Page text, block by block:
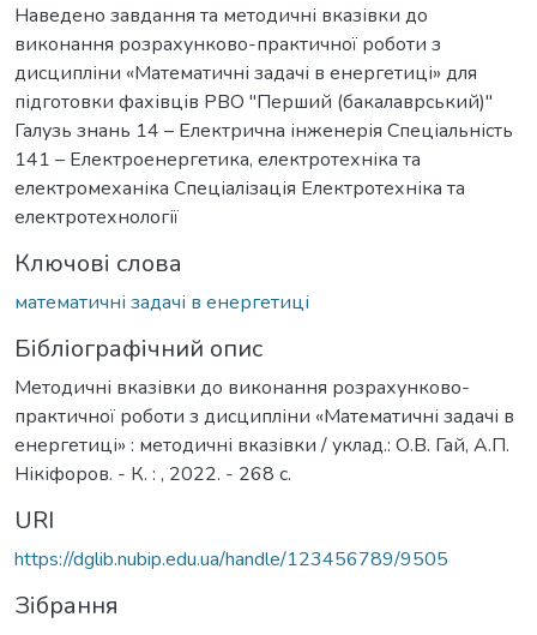
Наведено завдання та методичні вказівки до
виконання розрахунково-практичної роботи з
дисципліни «Математичні задачі в енергетиці» для
підготовки фахівців РВО "Перший (бакалаврський)"
Галузь знань 14 – Електрична інженерія Спеціальність
141 – Електроенергетика, електротехніка та
електромеханіка Спеціалізація Електротехніка та
електротехнології
Ключові слова
математичні задачі в енергетиці
Бібліографічний опис
Методичні вказівки до виконання розрахунково-
практичної роботи з дисципліни «Математичні задачі в
енергетиці» : методичні вказівки / уклад.: О.В. Гай, А.П.
Нікіфоров. - К. : , 2022. - 268 с.
URI
https://dglib.nubip.edu.ua/handle/123456789/9505
Зібрання